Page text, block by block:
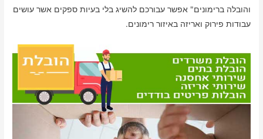
והובלה ברימונים" אפשר עבורכם להשיג בלי בעיות ספקים אשר עושים
עבודות פירוק ואריזה באיזור רימונים.